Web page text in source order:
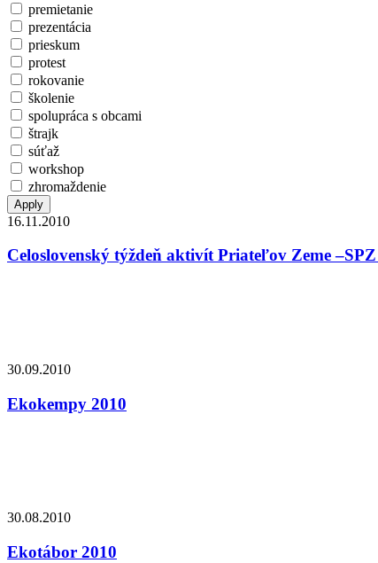
premietanie
prezentácia
prieskum
protest
rokovanie
školenie
spolupráca s obcami
štrajk
súťaž
workshop
zhromaždenie
16.11.2010
Celoslovenský týždeň aktivít Priateľov Zeme
30.09.2010
Ekokempy 2010
30.08.2010
Ekotábor 2010